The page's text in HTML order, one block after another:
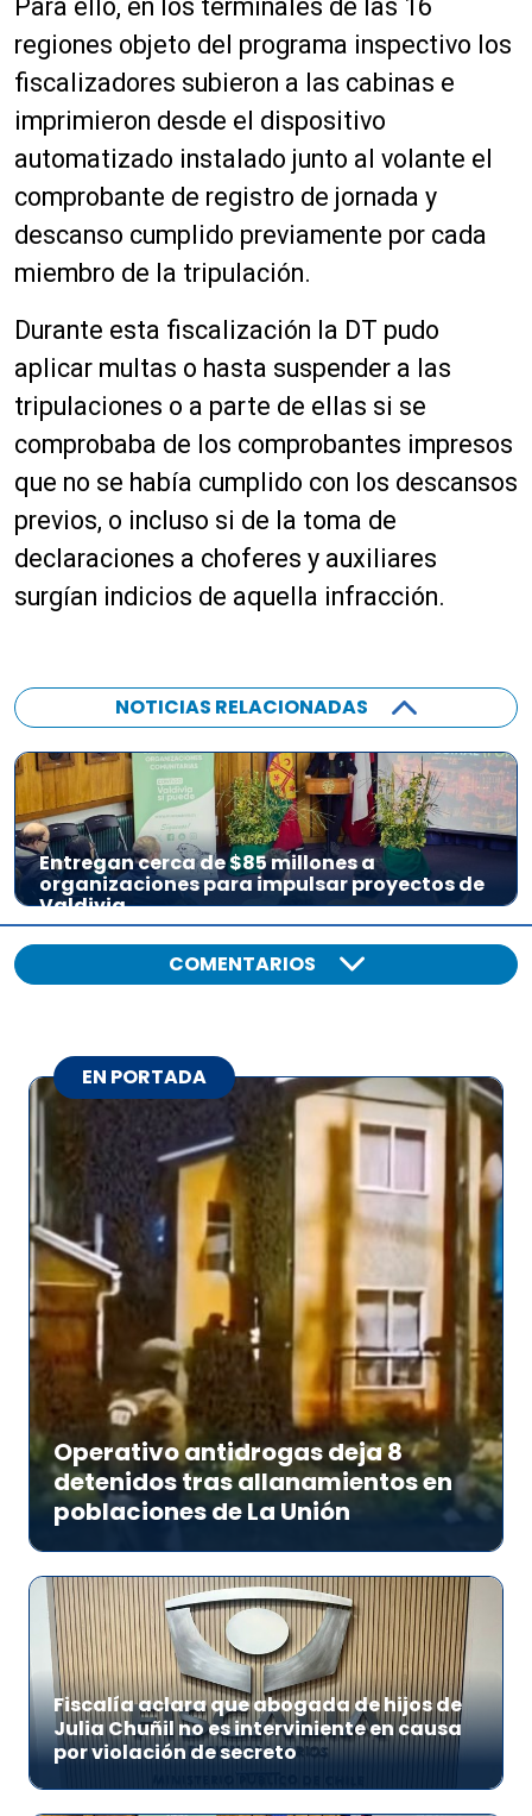
Para ello, en los terminales de las 16
regiones objeto del programa inspectivo los
fiscalizadores subieron a las cabinas e
imprimieron desde el dispositivo
automatizado instalado junto al volante el
comprobante de registro de jornada y
descanso cumplido previamente por cada
miembro de la tripulación.
Durante esta fiscalización la DT pudo
aplicar multas o hasta suspender a las
tripulaciones o a parte de ellas si se
comprobaba de los comprobantes impresos
que no se había cumplido con los descansos
previos, o incluso si de la toma de
declaraciones a choferes y auxiliares
surgían indicios de aquella infracción.
NOTICIAS RELACIONADAS
Entregan cerca de $85 millones a
organizaciones para impulsar proyectos de
Valdivia
COMENTARIOS
EN PORTADA
Operativo antidrogas deja 8
detenidos tras allanamientos en
poblaciones de La Unión
Fiscalía aclara que abogada de hijos de
Julia Chuñil no es interviniente en causa
por violación de secreto